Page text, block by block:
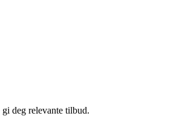
deg relevante tilbud.